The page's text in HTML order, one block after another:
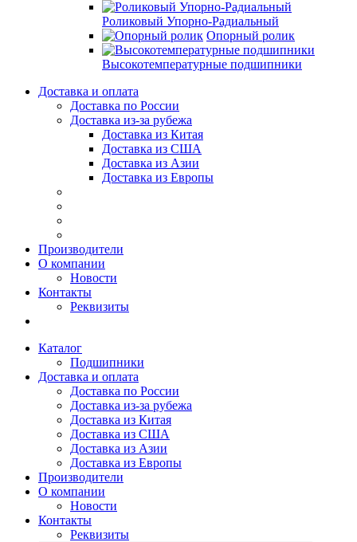
Роликовый Упорно-Радиальный
Опорный ролик
Высокотемпературные подшипники
Доставка и оплата
Доставка по России
Доставка из-за рубежа
Доставка из Китая
Доставка из США
Доставка из Азии
Доставка из Европы
Производители
О компании
Новости
Контакты
Реквизиты
Каталог
Подшипники
Доставка и оплата
Доставка по России
Доставка из-за рубежа
Доставка из Китая
Доставка из США
Доставка из Азии
Доставка из Европы
Производители
О компании
Новости
Контакты
Реквизиты